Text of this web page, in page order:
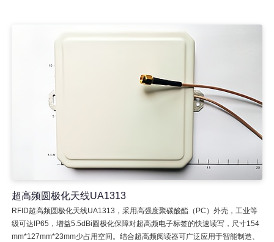
超高频圆极化天线UA1313
RFID超高频圆极化天线UA1313，采用高强度聚碳酸酯（PC）外壳，工业等
级可达IP65，增益5.5dBi圆极化保障对超高频电子标签的快速读写，尺寸154
mm*127mm*23mm少占用空间。结合超高频阅读器可广泛应用于智能制造、